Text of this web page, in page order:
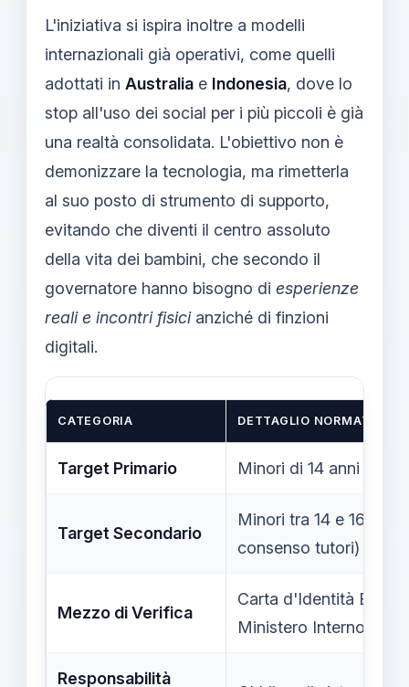
L'iniziativa si ispira inoltre a modelli
internazionali già operativi, come quelli
adottati in Australia e Indonesia, dove lo
stop all'uso dei social per i più piccoli è già
una realtà consolidata. L'obiettivo non è
demonizzare la tecnologia, ma rimetterla
al suo posto di strumento di supporto,
evitando che diventi il centro assoluto
della vita dei bambini, che secondo il
governatore hanno bisogno di esperienze
reali e incontri fisicianziché di finzioni
digitali.
CATEGORIA DETTAGLIO NORMATIVO /
Target Primario Minori di 14 anni
Target Secondario
Minori tra 14 e 16
consenso tutori)
Mezzo di Verifica
Carta d'Identità
Ministero Interno
Responsabilità